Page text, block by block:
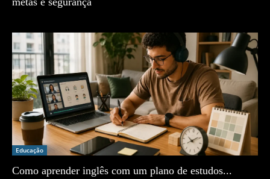
Educação
Como aprender inglês com um plano de estudos...